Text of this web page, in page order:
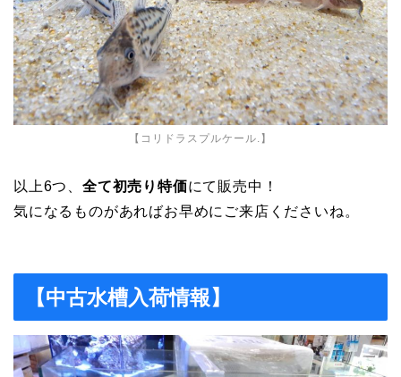
【コリドラスプルケール.】
以上6つ、 全て初売り特価にて販売中！
気になるものがあればお早めにご来店くださいね。
【中古水槽入荷情報】